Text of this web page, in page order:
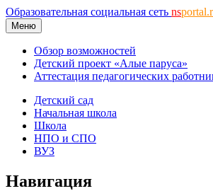
Образовательная социальная сеть ns
Меню
Обзор возможностей
Детский проект «Алые паруса»
Аттестация педагогических
Детский сад
Начальная школа
Школа
НПО и СПО
ВУЗ
Навигация